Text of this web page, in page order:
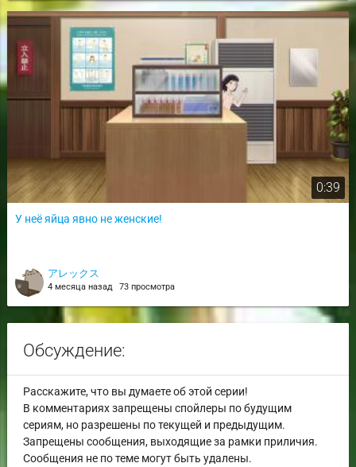
0:39
У неё яйца явно не женские!
アレックス
4 месяца назад 73 просмотра
Обсуждение:
Расскажите, что вы думаете об этой серии!
В комментариях запрещены спойлеры по будущим
сериям, но разрешены по текущей и предыдущим.
Запрещены сообщения, выходящие за рамки приличия.
Сообщения не по теме могут быть удалены.